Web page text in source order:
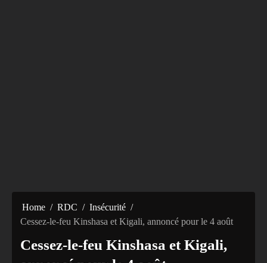
Home RDC
Insécurité
Cessez-le-feu Kinshasa et Kigali, annoncé pour le 4 août
Cessez-le-feu Kinshasa et Kigali,